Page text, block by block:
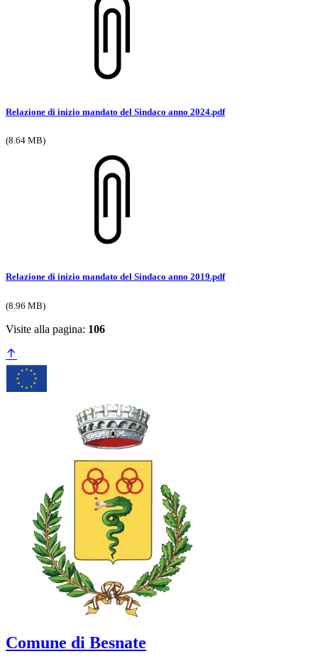
Relazione di inizio mandato del Sindaco anno 2024.pdf
(8.64 MB)
Relazione di inizio mandato del Sindaco anno 2019.pdf
(8.96 MB)
Visite alla pagina: 106
Comune di Besnate